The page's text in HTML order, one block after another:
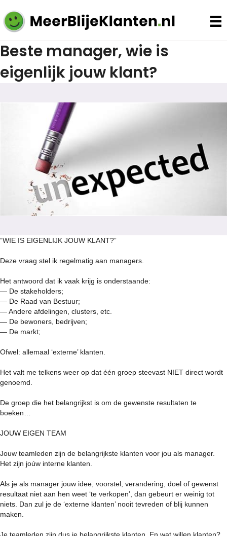
Beste manager, wie is
eigenlijk jouw klant?
“WIE IS EIGENLIJK JOUW KLANT?”
Deze vraag stel ik regelmatig aan managers.
Het antwoord dat ik vaak krijg is onderstaande:
— De stakeholders;
— De Raad van Bestuur;
— Andere afdelingen, clusters, etc.
— De bewoners, bedrijven;
— De markt;
Ofwel: allemaal ‘externe’ klanten.
Het valt me telkens weer op dat één groep steevast NIET direct wordt
genoemd.
De groep die het belangrijkst is om de gewenste resultaten te
boeken…
JOUW EIGEN TEAM
Jouw teamleden zijn de belangrijkste klanten voor jou als manager.
Het zijn joúw interne klanten.
Als je als manager jouw idee, voorstel, verandering, doel of gewenst
resultaat niet aan hen weet ‘te verkopen’, dan gebeurt er weinig tot
niets. Dan zul je de ‘externe klanten’ nooit tevreden of blij kunnen
maken.
Je teamleden zijn dus je belangrijkste klanten. En wat willen klanten?